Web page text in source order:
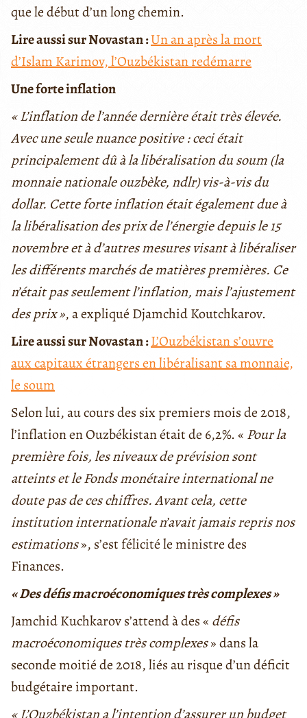
que le début d’un long chemin.
Lire aussi sur Novastan :Un an après la mort
d’Islam Karimov, l’Ouzbékistan redémarre
Une forte inflation
« L’inflation de l’année dernière était très élevée.
Avec une seule nuance positive : ceci était
principalement dû à la libéralisation du soum (la
monnaie nationale ouzbèke, ndlr) vis-à-vis du
dollar. Cette forte inflation était également due à
la libéralisation des prix de l’énergie depuis le 15
novembre et à d’autres mesures visant à libéraliser
les différents marchés de matières premières. Ce
n’était pas seulement l’inflation, mais l’ajustement
des prix », a expliqué Djamchid Koutchkarov.
Lire aussi sur Novastan :L’Ouzbékistan s’ouvre
aux capitaux étrangers en libéralisant sa monnaie,
le soum
Selon lui, au cours des six premiers mois de 2018,
l’inflation en Ouzbékistan était de 6,2%. « Pour la
première fois, les niveaux de prévision sont
atteints et le Fonds monétaire international ne
doute pas de ces chiffres. Avant cela, cette
institution internationale n’avait jamais repris nos
estimations», s’est félicité le ministre des
Finances.
« Des défis macroéconomiques très complexes »
Jamchid Kuchkarov s’attend à des « défis
macroéconomiques très complexes» dans la
seconde moitié de 2018, liés au risque d’un déficit
budgétaire important.
« L’Ouzbékistan a l’intention d’assurer un budget